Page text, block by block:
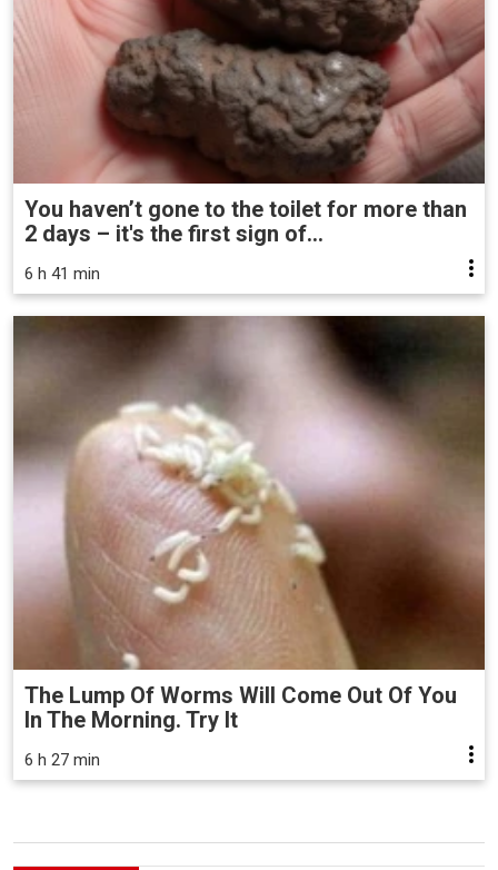
You haven’t gone to the toilet for more than
2 days – it's the first sign of...
6 h 41 min
The Lump Of Worms Will Come Out Of You
In The Morning. Try It
6 h 27 min